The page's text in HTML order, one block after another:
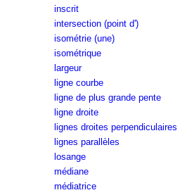
inscrit
intersection (point d')
isométrie (une)
isométrique
largeur
ligne courbe
ligne de plus grande pente
ligne droite
lignes droites perpendiculaires
lignes parallèles
losange
médiane
médiatrice